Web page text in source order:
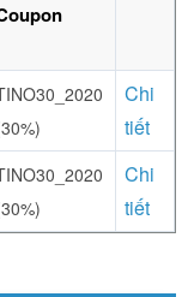
Chi
tiết
Chi
tiết